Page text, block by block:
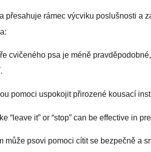
přesahuje rámec výcviku poslušnosti a
cvičeného psa je méně
pomoci uspokojit přirozené kousací
“leave it” or “stop” can be effective in
může psovi pomoci cítit se bezpečně a